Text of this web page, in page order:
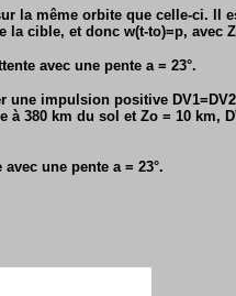
la même orbite que celle-ci. Il
cible, et donc w(t-to)=p, avec
avec une pente a = 23°.
une impulsion positive
380 km du sol et Zo = 10 km,
une pente a = 23°.